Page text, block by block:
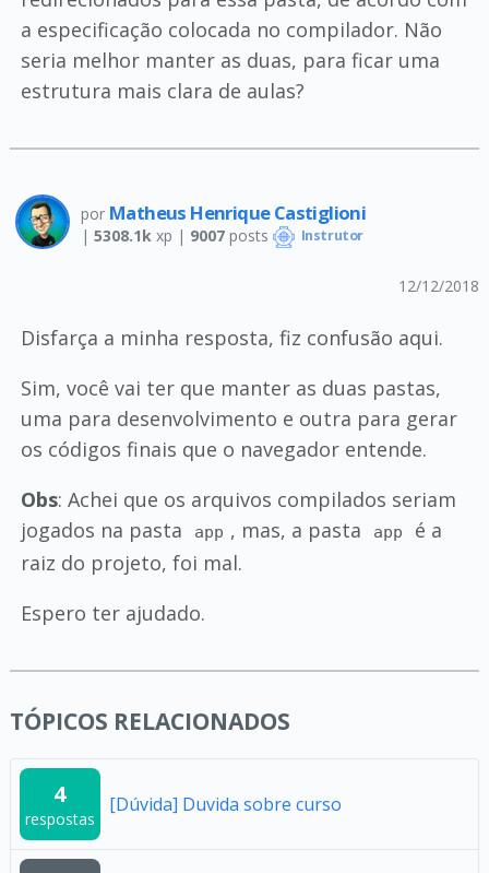
a especificação colocada no compilador. Não
seria melhor manter as duas, para ficar uma
estrutura mais clara de aulas?
por Matheus Henrique Castiglioni
| 5308.1k xp | 9007posts Instrutor
12/12/2018
Disfarça a minha resposta, fiz confusão aqui.
Sim, você vai ter que manter as duas pastas,
uma para desenvolvimento e outra para gerar
os códigos finais que o navegador entende.
Obs: Achei que os arquivos compilados seriam
jogados na pasta
app , mas, a pasta app
é a
raiz do projeto, foi mal.
Espero ter ajudado.
TÓPICOS RELACIONADOS
4
respostas
[Dúvida] Duvida sobre curso